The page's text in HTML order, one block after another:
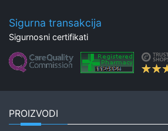
Sigurna transakcija
Sigurnosni certifikati
PROIZVODI